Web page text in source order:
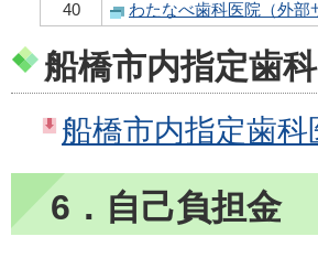
40
わたなべ歯科医院（外部
船橋市内指定歯
船橋市内指定歯
6．自己負担金